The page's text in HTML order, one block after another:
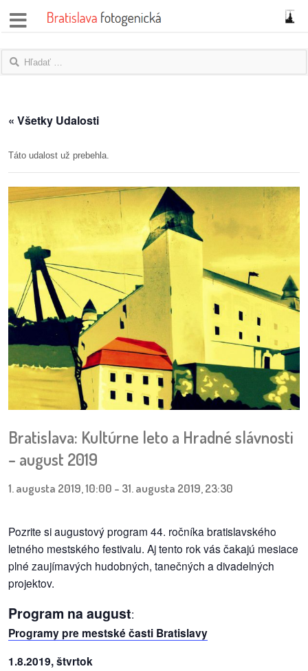
správy
názory
blogy
protesty
granty
pozvánky
Historický
kalendár
zákony
mestské
stavebné
konania
konania
prax
« Všetky Udalosti
Táto udalost už prebehla.
Bratislava: Kultúrne leto a Hradné slávnosti
– august 2019
1. augusta 2019, 10:00 - 31. augusta 2019, 23:30
Pozrite si augustový program 44. ročníka bratislavského
letného mestského festivalu. Aj tento rok vás čakajú mesiace
plné zaujímavých hudobných, tanečných a divadelných
projektov.
Program na august:
Programy pre mestské časti Bratislavy
1.8.2019, štvrtok